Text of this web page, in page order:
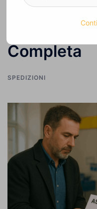
Spedire
Posta
Completa
SPEDIZIONI